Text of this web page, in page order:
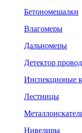
Бетономешалки
Влагомеры
Дальномеры
Детектор
Инспекционые
Лестницы
Нивелиры